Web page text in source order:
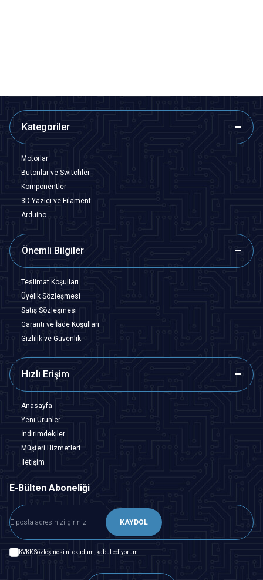
Kategoriler
Motorlar
Butonlar ve Switchler
Komponentler
3D Yazıcı ve Filament
Arduino
Önemli Bilgiler
Teslimat Koşulları
Üyelik Sözleşmesi
Satış Sözleşmesi
Garanti ve İade Koşulları
Gizlilik ve Güvenlik
Hızlı Erişim
Anasayfa
Yeni Ürünler
İndirimdekiler
Müşteri Hizmetleri
İletişim
E-Bülten Aboneliği
KAYDOL
KVKK Sözleşmesi'ni okudum, kabul ediyorum.